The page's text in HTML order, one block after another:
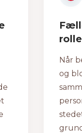
Når
og